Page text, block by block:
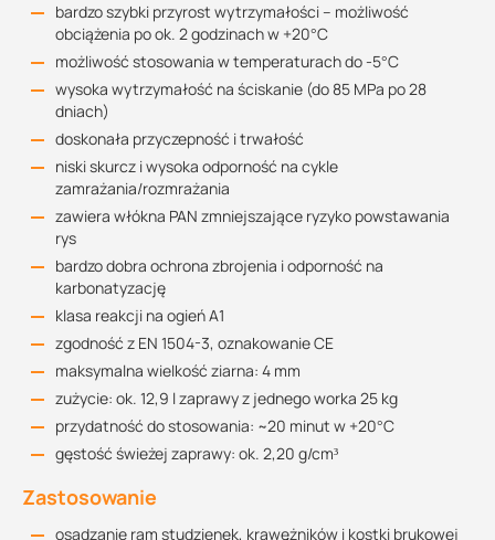
bardzo szybki przyrost wytrzymałości – możliwość
obciążenia po ok. 2 godzinach w +20°C
możliwość stosowania w temperaturach do -5°C
wysoka wytrzymałość na ściskanie (do 85 MPa po 28
dniach)
doskonała przyczepność i trwałość
niski skurcz i wysoka odporność na cykle
zamrażania/rozmrażania
zawiera włókna PAN zmniejszające ryzyko powstawania
rys
bardzo dobra ochrona zbrojenia i odporność na
karbonatyzację
klasa reakcji na ogień A1
zgodność z EN 1504-3, oznakowanie CE
maksymalna wielkość ziarna: 4 mm
zużycie: ok. 12,9 l zaprawy z jednego worka 25 kg
przydatność do stosowania: ~20 minut w +20°C
gęstość świeżej zaprawy: ok. 2,20 g/cm³
Zastosowanie
osadzanie ram studzienek, krawężników i kostki brukowej